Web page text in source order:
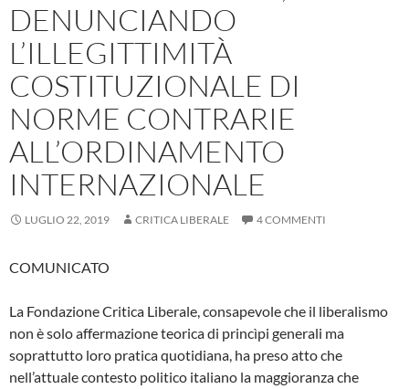
DENUNCIANDO
L’ILLEGITTIMITÀ
COSTITUZIONALE DI
NORME CONTRARIE
ALL’ORDINAMENTO
INTERNAZIONALE
LUGLIO 22, 2019 CRITICA LIBERALE 4 COMMENTI
COMUNICATO
La Fondazione Critica Liberale, consapevole che il liberalismo
non è solo affermazione teorica di princìpi generali ma
soprattutto loro pratica quotidiana, ha preso atto che
nell’attuale contesto politico italiano la maggioranza che